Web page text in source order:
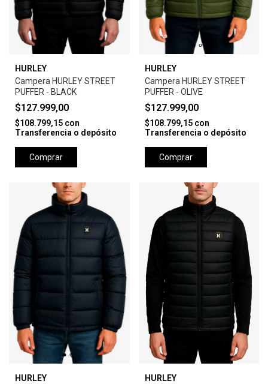
HURLEY
Campera HURLEY STREET
PUFFER - BLACK
$127.999,00
$108.799,15 con
Transferencia o depósito
Comprar
HURLEY
Campera HURLEY STREET
PUFFER - OLIVE
$127.999,00
$108.799,15 con
Transferencia o depósito
Comprar
HURLEY
HURLEY